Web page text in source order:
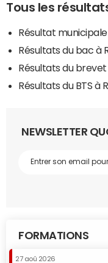
Tous les
Résultat municipale
Résultats du bac à
Résultats du brevet
Résultats du BTS à
NEWSLETTER
FORMATIONS
27 aoû 2026